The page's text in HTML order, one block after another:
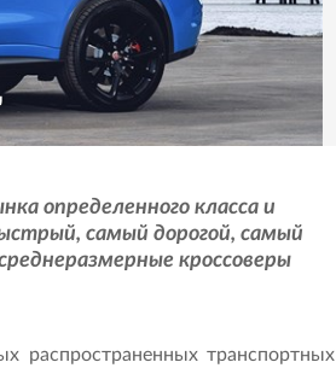
определенного класса и
самый дорогой, самый
кроссоверы
распространенных транспортных